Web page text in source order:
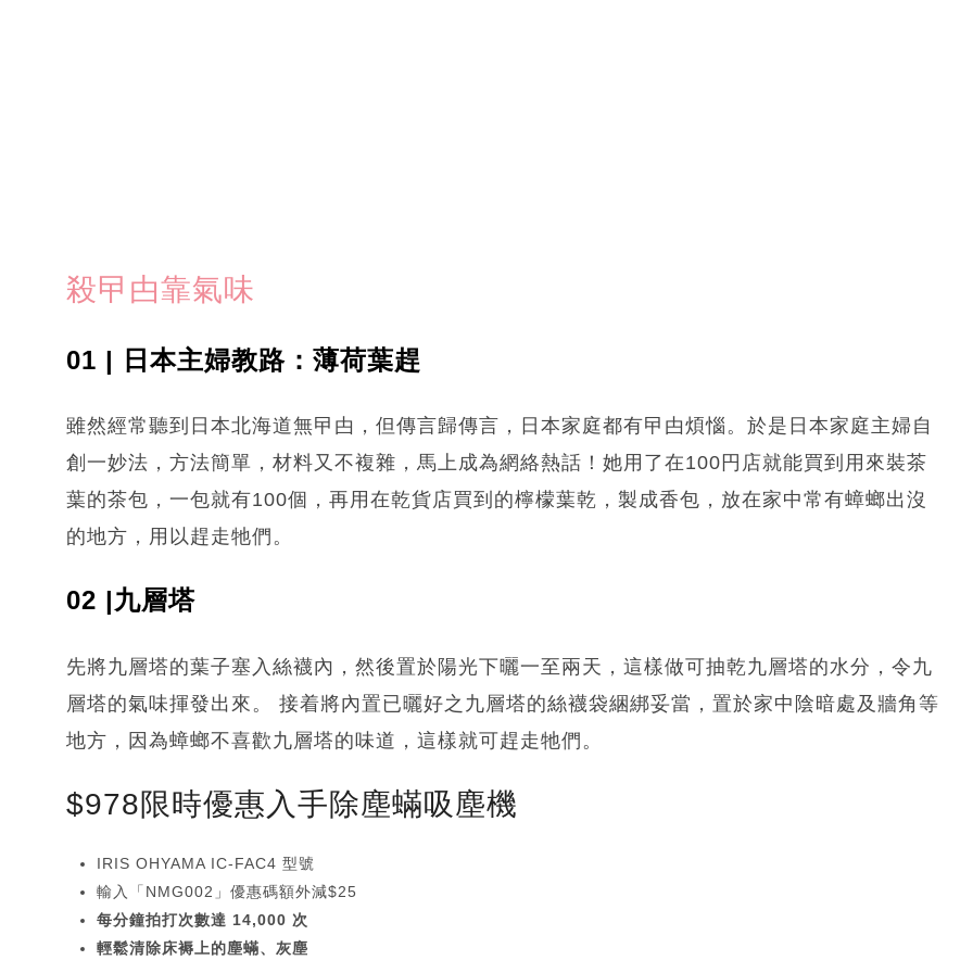
殺曱甴靠氣味
01 | 日本主婦教路：薄荷葉趕
雖然經常聽到日本北海道無曱甴，但傳言歸傳言，日本家庭都有曱甴煩惱。於是日本家庭主婦自
創一妙法，方法簡單，材料又不複雜，馬上成為網絡熱話！她用了在100円店就能買到用來裝茶
葉的茶包，一包就有100個，再用在乾貨店買到的檸檬葉乾，製成香包，放在家中常有蟑螂出沒
的地方，用以趕走牠們。
02 |九層塔
先將九層塔的葉子塞入絲襪內，然後置於陽光下曬一至兩天，這樣做可抽乾九層塔的水分，令九
層塔的氣味揮發出來。 接着將內置已曬好之九層塔的絲襪袋綑綁妥當，置於家中陰暗處及牆角等
地方，因為蟑螂不喜歡九層塔的味道，這樣就可趕走牠們。
$978限時優惠入手除塵蟎吸塵機
IRIS OHYAMA IC-FAC4 型號
輸入「NMG002」優惠碼額外減$25
每分鐘拍打次數達 14,000 次
輕鬆清除床褥上的塵蟎、灰塵